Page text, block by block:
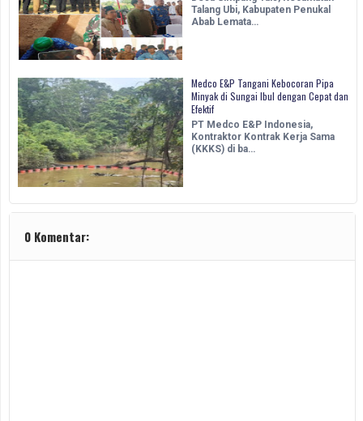
Talang Ubi, Kabupaten Penukal
Abab Lemata…
Medco E&P Tangani Kebocoran Pipa
Minyak di Sungai Ibul dengan Cepat dan
Efektif
PT Medco E&P Indonesia,
Kontraktor Kontrak Kerja Sama
(KKKS) di ba…
0 Komentar: